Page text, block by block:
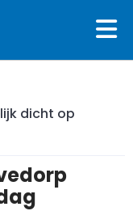
dicht op